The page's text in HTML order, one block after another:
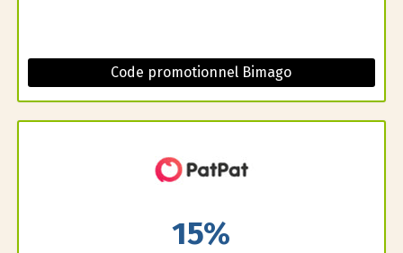
Code promotionnel Bimago
15%